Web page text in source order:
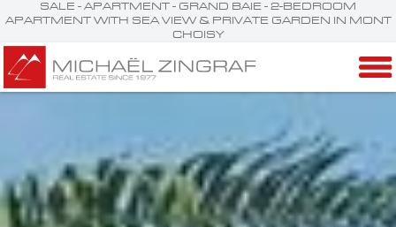
SALE - APARTMENT - GRAND BAIE - 2-BEDROOM
APARTMENT WITH SEA VIEW & PRIVATE GARDEN IN MONT
CHOISY